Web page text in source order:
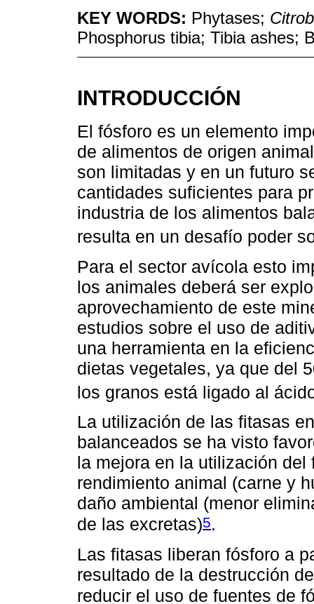
KEY WORDS: Phytases;
Phosphorus tibia; Tibia ashes;
INTRODUCCIÓN
El fósforo es un elemento
de alimentos de origen
son limitadas y en un futuro
cantidades suficientes para
industria de los alimentos
resulta en un desafío poder
Para el sector avícola esto
los animales deberá ser
aprovechamiento de este
estudios sobre el uso de
una herramienta en la
dietas vegetales, ya que del
los granos está ligado al
La utilización de las fitasas
balanceados se ha visto
la mejora en la utilización
rendimiento animal (carne y
daño ambiental (menor
de las excretas)5.
Las fitasas liberan fósforo a
resultado de la destrucción
reducir el uso de fuentes de